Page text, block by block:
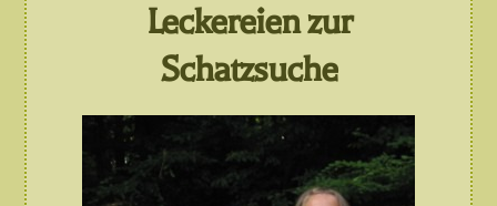
Leckereien zur
Schatzsuche